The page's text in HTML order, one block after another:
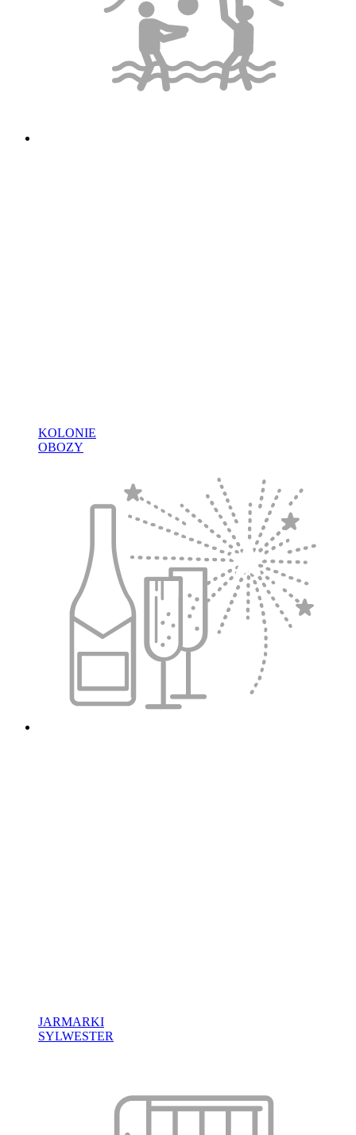
KOLONIE
OBOZY
JARMARKI
SYLWESTER